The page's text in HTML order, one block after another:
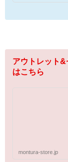
アウトレット&
はこちら
montura-store.jp